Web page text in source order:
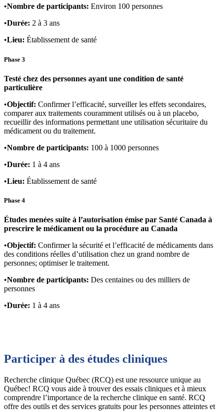
•Nombre de participants: Environ 100 personnes
•Durée: 2 à 3 ans
•Lieu: Établissement de santé
Phase 3
Testé chez des personnes ayant une condition de santé
particulière
•Objectif: Confirmer l’efficacité, surveiller les effets secondaires,
comparer aux traitements couramment utilisés ou à un placebo,
recueillir des informations permettant une utilisation sécuritaire du
médicament ou du traitement.
•Nombre de participants: 100 à 1000 personnes
•Durée: 1 à 4 ans
•Lieu: Établissement de santé
Phase 4
Études menées suite à l’autorisation émise par Santé Canada à
prescrire le médicament ou la procédure au Canada
•Objectif: Confirmer la sécurité et l’efficacité de médicaments dans
des conditions réelles d’utilisation chez un grand nombre de
personnes; optimiser le traitement.
•Nombre de participants: Des centaines ou des milliers de
personnes
•Durée: 1 à 4 ans
Participer à des études cliniques
Recherche clinique Québec (RCQ) est une ressource unique au
Québec! RCQ vous aide à trouver des essais cliniques et à mieux
comprendre l’importance de la recherche clinique en santé. RCQ
offre des outils et des services gratuits pour les personnes atteintes et